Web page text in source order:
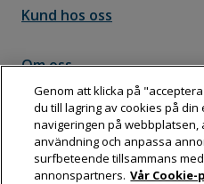
Kund hos oss
Om oss
Följ Dahl
Genom att klicka på
du till lagring av cookies på
navigeringen på
användning och anpassa
surfbeteende tillsammans
annonspartners. Vår Cookie-